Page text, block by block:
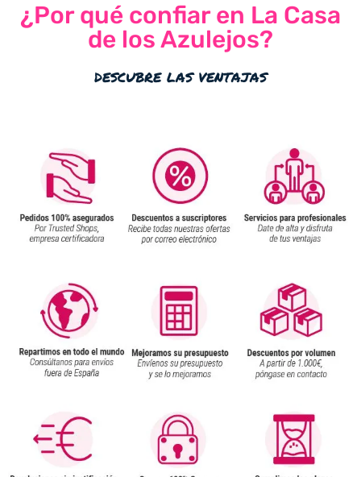
¿Por qué confiar en La Casa
de los Azulejos?
descubre las ventajas